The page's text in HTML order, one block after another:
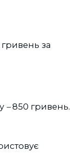
за
–850 гривень.